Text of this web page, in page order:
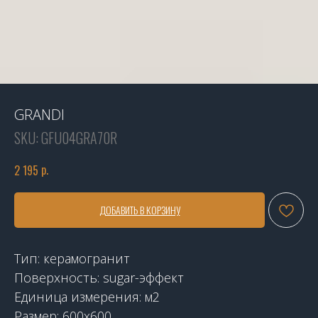
GRANDI
SKU:GFU04GRA70R
2 195 р.
ДОБАВИТЬ В КОРЗИНУ
Тип: керамогранит
Поверхность: sugar-эффект
Единица измерения: м2